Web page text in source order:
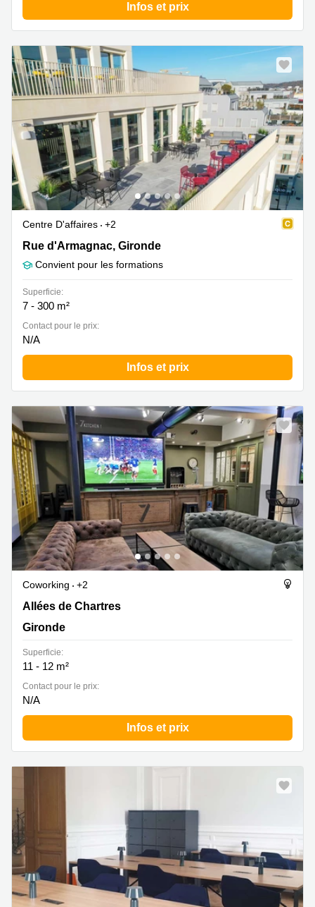
Infos et prix
Centre D'affaires
+2
Rue d'Armagnac 43, Gironde
Rue d'Armagnac, Gironde
Convient pour les formations
Superficie:
7 - 300 m²
Contact pour le prix:
N/A
Infos et prix
Coworking
+2
Allée de Chartres 7, Gironde
Allées de Chartres
Gironde
Superficie:
11 - 12 m²
Contact pour le prix:
N/A
Infos et prix